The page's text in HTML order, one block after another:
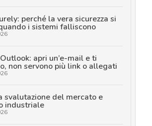
perché la vera sicurezza si
i sistemi falliscono
apri un’e-mail e ti
non servono più link o allegati
svalutazione del mercato e
industriale